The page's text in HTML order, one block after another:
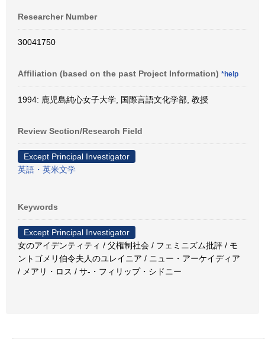
Researcher Number
30041750
Affiliation (based on the past Project Information) *help
1994: 鹿児島純心女子大学, 国際言語文化学部, 教授
Review Section/Research Field
Except Principal Investigator
英語・英米文学
Keywords
Except Principal Investigator
女のアイデンティティ / 父権制社会 / フェミニズム批評 / モ
ントゴメリ伯令夫人のユレイニア / ニュー・アーケイディア
/ メアリ・ロス / サ-・フィリップ・シドニー